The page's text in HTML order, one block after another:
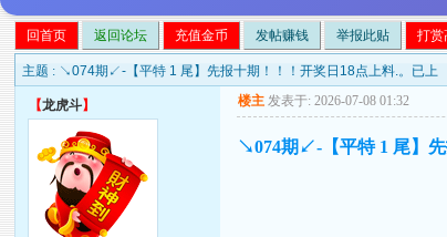
回首页 返回论坛 充值金币 发帖赚钱 举报此贴 打赏
主题 : ↘074期↙-【平特 1 尾】先报十期！！！开奖日18点上料.。已上
【龙虎斗】 楼主 发表于: 2026-07-08 01:32
↘074期↙-【平特 1 尾】